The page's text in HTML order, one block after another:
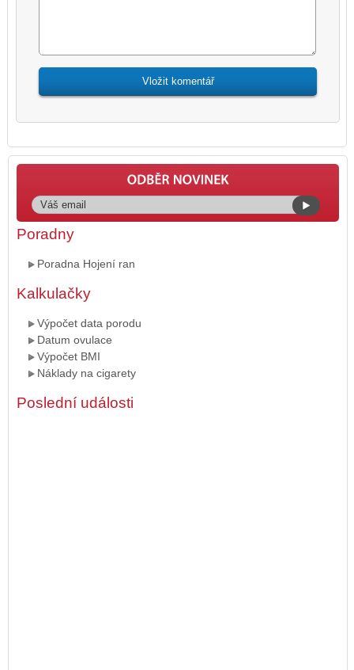
Poradny
Poradna Hojení ran
Kalkulačky
Výpočet data porodu
Datum ovulace
Výpočet BMI
Náklady na cigarety
Poslední události